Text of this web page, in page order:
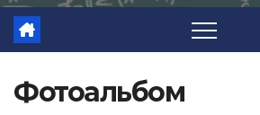
Фотоальбом